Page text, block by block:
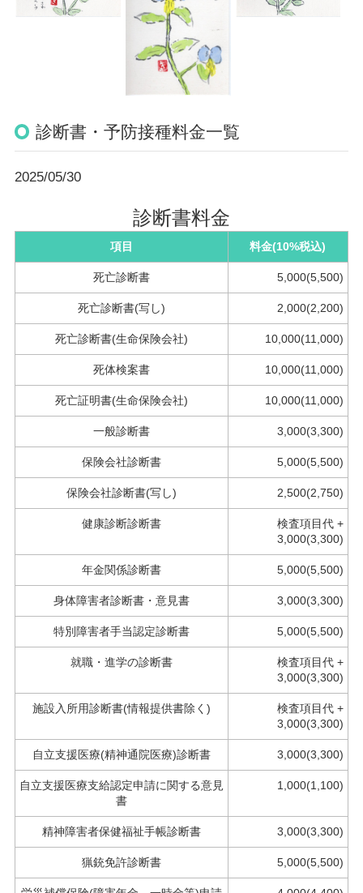
診断書・予防接種料金一覧
2025/05/30
診断書料金
項目 料金(10%税込)
死亡診断書 5,000(5,500)
死亡診断書(写し) 2,000(2,200)
死亡診断書(生命保険会社) 10,000(11,000)
死体検案書 10,000(11,000)
死亡証明書(生命保険会社) 10,000(11,000)
一般診断書 3,000(3,300)
保険会社診断書 5,000(5,500)
保険会社診断書(写し) 2,500(2,750)
健康診断診断書
検査項目代 +
3,000(3,300)
年金関係診断書 5,000(5,500)
身体障害者診断書・意見書 3,000(3,300)
特別障害者手当認定診断書 5,000(5,500)
就職・進学の診断書
検査項目代 +
3,000(3,300)
施設入所用診断書(情報提供書除く)
検査項目代 +
3,000(3,300)
自立支援医療(精神通院医療)診断書 3,000(3,300)
自立支援医療支給認定申請に関する意見
書
1,000(1,100)
精神障害者保健福祉手帳診断書 3,000(3,300)
猟銃免許診断書 5,000(5,500)